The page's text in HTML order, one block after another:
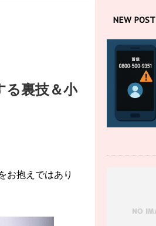
る裏技＆小
お抱えではあり
NEW POST